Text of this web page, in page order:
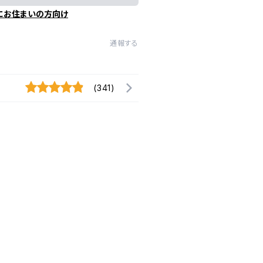
お住まいの方向け
通報する
(341)